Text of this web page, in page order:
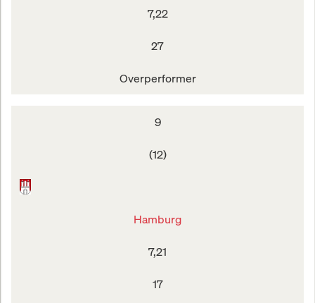
7,22
27
Overperformer
9
(12)
Hamburg
7,21
17